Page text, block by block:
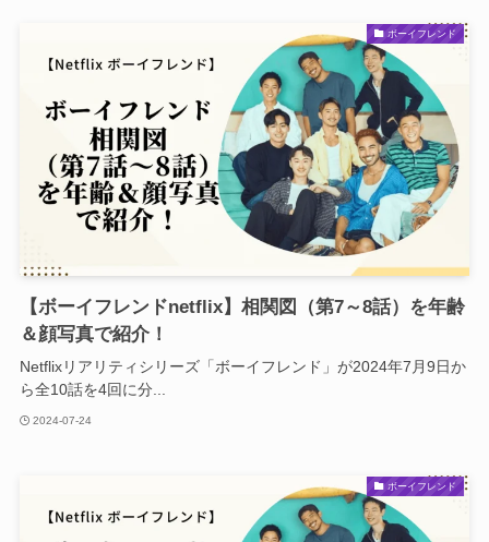
ボーイフレンド
【ボーイフレンドnetflix】相関図（第7～8話）を年齢
＆顔写真で紹介！
Netflixリアリティシリーズ「ボーイフレンド」が2024年7月9日か
ら全10話を4回に分...
2024-07-24
ボーイフレンド